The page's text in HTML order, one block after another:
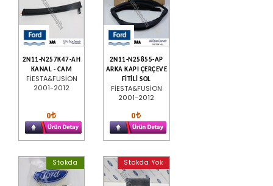
2N11-N257K47-AH
KANAL - CAM
FİESTA&FUSİON
2001-2012
0
2N11-N25855-AP
ARKA KAPI ÇERÇEVE
FİTİLİ SOL
FİESTA&FUSİON
2001-2012
0
Stokda Stokda Yok